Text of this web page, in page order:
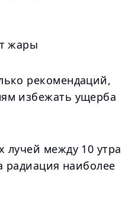
жары
рекомендаций,
избежать ущерба
лучей между 10 утра
радиация наиболее